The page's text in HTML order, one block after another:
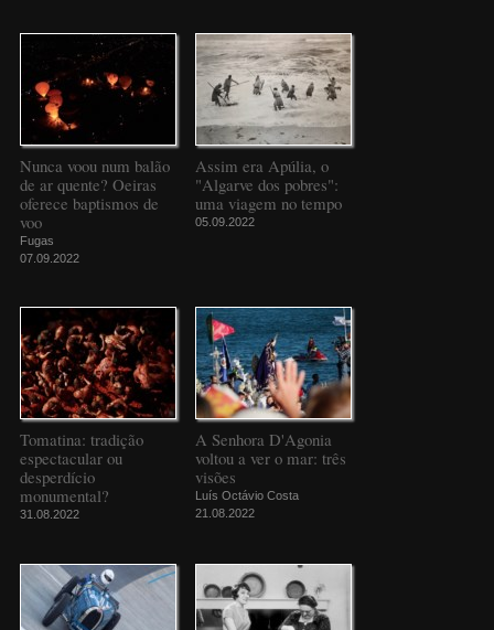
Nunca voou num balão
de ar quente? Oeiras
oferece baptismos de
voo
Fugas
07.09.2022
Assim era Apúlia, o
"Algarve dos pobres":
uma viagem no tempo
05.09.2022
Tomatina: tradição
espectacular ou
desperdício
monumental?
31.08.2022
A Senhora D'Agonia
voltou a ver o mar: três
visões
Luís Octávio Costa
21.08.2022